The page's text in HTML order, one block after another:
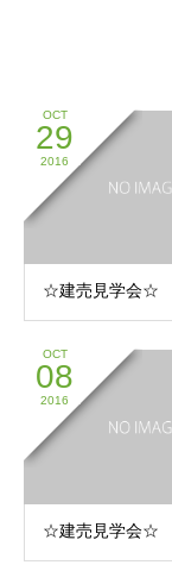
OCT
29
2016
☆建売見学会☆
OCT
08
2016
☆建売見学会☆